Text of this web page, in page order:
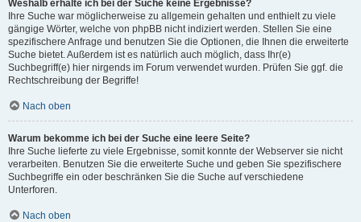
Weshalb erhalte ich bei der Suche keine Ergebnisse?
Ihre Suche war möglicherweise zu allgemein gehalten und enthielt zu viele
gängige Wörter, welche von phpBB nicht indiziert werden. Stellen Sie eine
spezifischere Anfrage und benutzen Sie die Optionen, die Ihnen die erweiterte
Suche bietet. Außerdem ist es natürlich auch möglich, dass Ihr(e)
Suchbegriff(e) hier nirgends im Forum verwendet wurden. Prüfen Sie ggf. die
Rechtschreibung der Begriffe!
Nach oben
Warum bekomme ich bei der Suche eine leere Seite?
Ihre Suche lieferte zu viele Ergebnisse, somit konnte der Webserver sie nicht
verarbeiten. Benutzen Sie die erweiterte Suche und geben Sie spezifischere
Suchbegriffe ein oder beschränken Sie die Suche auf verschiedene
Unterforen.
Nach oben